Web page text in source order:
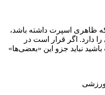
ظاهری اسپرت داشته باشد،
دارد. اگر قرار است در
نباید جزو این «بعضی‌ها»